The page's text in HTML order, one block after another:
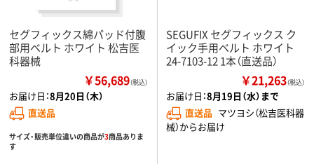
セグフィックス綿パッド付腹
部用ベルト ホワイト 松吉医
科器械
￥56,689（税込）
お届け日：8月20日（木）
直送品
サイズ・販売単位違いの商品が3商品ありま
す
SEGUFIX セグフィックス ク
イック手用ベルト ホワイト
24-7103-12 1本（直送品）
￥21,263（税込）
お届け日：8月19日（水）まで
直送品 マツヨシ（松吉医科器
械）からお届け